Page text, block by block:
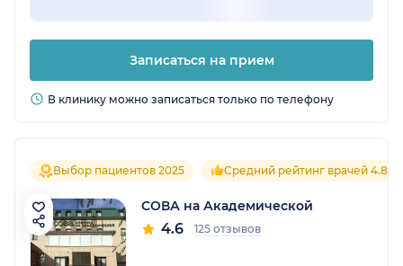
Записаться на прием
В клинику можно записаться только по телефону
Выбор пациентов 2025 Средний рейтинг врачей 4.8
СОВА на Академической
4.6 125 отзывов